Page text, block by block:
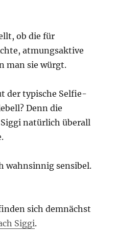
ob die für
atmungsaktive
man sie würgt.
der typische Selfie-
Denn die
natürlich überall
wahnsinnig sensibel.
sich demnächst
Siggi.